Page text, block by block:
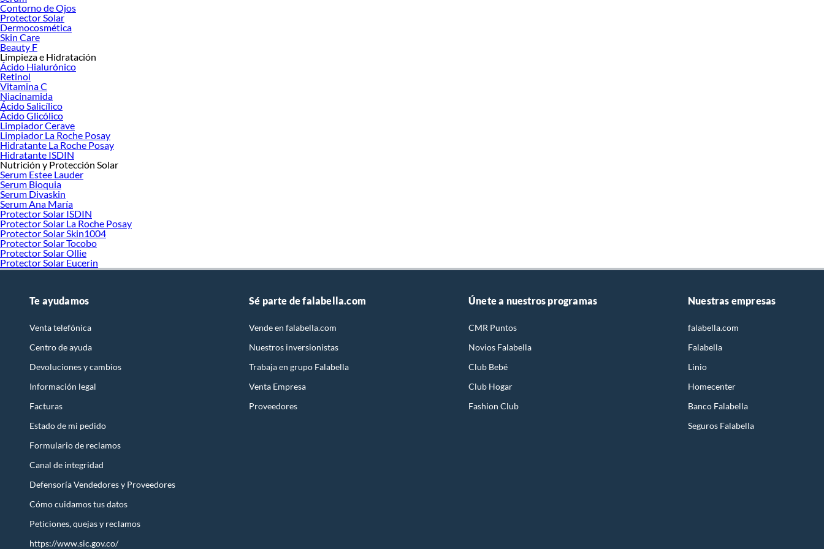
Contorno de Ojos
Protector Solar
Dermocosmética
Skin Care
Beauty F
Limpieza e Hidratación
Ácido Hialurónico
Retinol
Vitamina C
Niacinamida
Ácido Salicílico
Ácido Glicólico
Limpiador Cerave
Limpiador La Roche Posay
Hidratante La Roche Posay
Hidratante ISDIN
Nutrición y Protección Solar
Serum Estee Lauder
Serum Bioquia
Serum Divaskin
Serum Ana María
Protector Solar ISDIN
Protector Solar La Roche Posay
Protector Solar Skin1004
Protector Solar Tocobo
Protector Solar Ollie
Protector Solar Eucerin
Te ayudamos
Venta telefónica
Centro de ayuda
Devoluciones y cambios
Información legal
Facturas
Estado de mi pedido
Formulario de reclamos
Canal de integridad
Defensoría Vendedores y Proveedores
Cómo cuidamos tus datos
Peticiones, quejas y reclamos
https://www.sic.gov.co/
Sé parte de falabella.com
Vende en falabella.com
Nuestros inversionistas
Trabaja en grupo Falabella
Venta Empresa
Proveedores
Únete a nuestros programas
CMR Puntos
Novios Falabella
Club Bebé
Club Hogar
Fashion Club
Nuestras empresas
falabella.com
Falabella
Linio
Homecenter
Banco Falabella
Seguros Falabella